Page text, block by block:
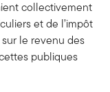
collectivement
et de l’impôt
le revenu des
publiques